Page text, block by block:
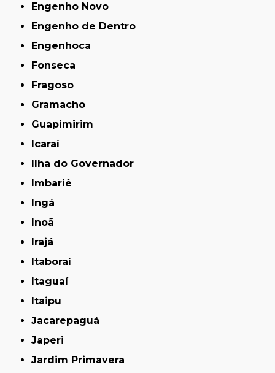
Engenho Novo
Engenho de Dentro
Engenhoca
Fonseca
Fragoso
Gramacho
Guapimirim
Icaraí
Ilha do Governador
Imbariê
Ingá
Inoã
Irajá
Itaboraí
Itaguaí
Itaipu
Jacarepaguá
Japeri
Jardim Primavera